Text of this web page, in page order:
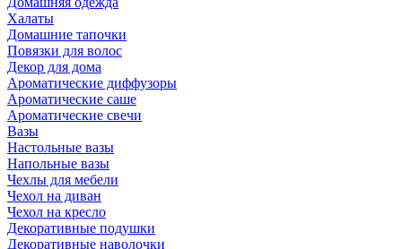
Халаты
Домашние тапочки
Повязки для волос
Декор для дома
Ароматические диффузоры
Ароматические саше
Ароматические свечи
Вазы
Настольные вазы
Напольные вазы
Чехлы для мебели
Чехол на диван
Чехол на кресло
Декоративные подушки
Декоративные наволочки